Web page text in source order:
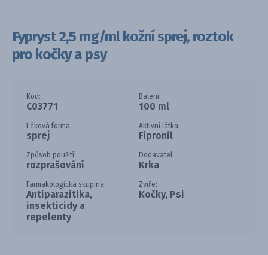
Fypryst 2,5 mg/ml kožní sprej, roztok
pro kočky a psy
Kód:
C03771
Balení
100 ml
Léková forma:
sprej
Aktivní látka:
Fipronil
Způsob použití:
rozprašování
Dodavatel
Krka
Farmakologická skupina:
Antiparazitika,
insekticidy a
repelenty
Zvíře:
Kočky, Psi